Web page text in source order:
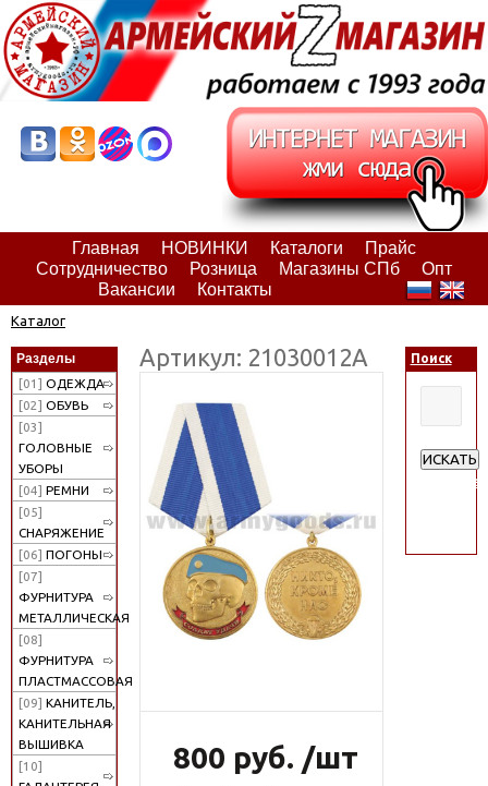
Главная НОВИНКИ Каталоги
Прайс
Сотрудничество
Розница Магазины СПб
Опт
Вакансии
Контакты
Каталог
Разделы
[01] ОДЕЖДА
[02] ОБУВЬ
[03]
ГОЛОВНЫЕ
УБОРЫ
[04] РЕМНИ
[05]
СНАРЯЖЕНИЕ
[06] ПОГОНЫ
[07]
ФУРНИТУРА
МЕТАЛЛИЧЕСКАЯ
[08]
ФУРНИТУРА
ПЛАСТМАССОВАЯ
[09] КАНИТЕЛЬ,
КАНИТЕЛЬНАЯ
ВЫШИВКА
[10]
Артикул: 21030012А
800 руб. /шт
Поиск
ИСКАТЬ